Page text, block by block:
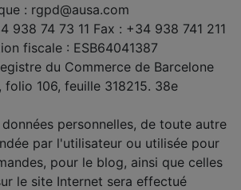
: rgpd@ausa.com
938 74 73 11 Fax : +34 938 741 211
fiscale : ESB64041387
du Commerce de Barcelone
106, feuille 318215. 38e
personnelles, de toute autre
par l'utilisateur ou utilisée pour
pour le blog, ainsi que celles
le site Internet sera effectué